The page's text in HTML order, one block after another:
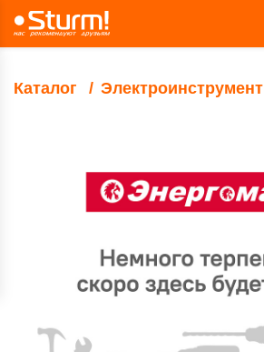
Каталог Электроинструмент